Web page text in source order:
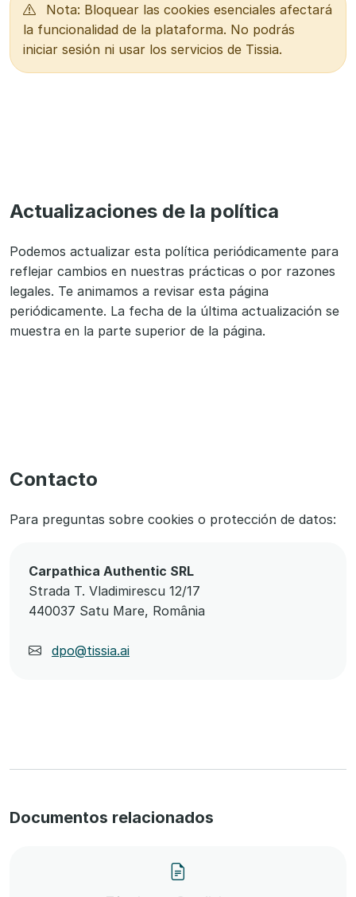
Nota: Bloquear las cookies esenciales afectará
la funcionalidad de la plataforma. No podrás
iniciar sesión ni usar los servicios de Tissia.
Actualizaciones de la política
Podemos actualizar esta política periódicamente para
reflejar cambios en nuestras prácticas o por razones
legales. Te animamos a revisar esta página
periódicamente. La fecha de la última actualización se
muestra en la parte superior de la página.
Contacto
Para preguntas sobre cookies o protección de datos:
Carpathica Authentic SRL
Strada T. Vladimirescu 12/17
440037 Satu Mare, România
dpo@tissia.ai
Documentos relacionados